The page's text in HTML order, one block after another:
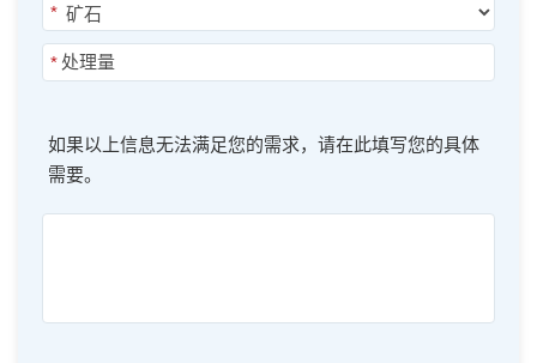
*
*
如果以上信息无法满足您的需求，请在此填写您的具体
需要。